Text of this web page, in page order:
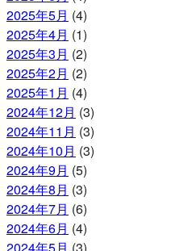
2025年5月 (4)
2025年4月 (1)
2025年3月 (2)
2025年2月 (2)
2025年1月 (4)
2024年12月 (3)
2024年11月 (3)
2024年10月 (3)
2024年9月 (5)
2024年8月 (3)
2024年7月 (6)
2024年6月 (4)